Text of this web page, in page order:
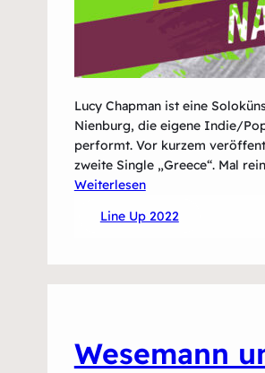
Lucy Chapman ist eine
Nienburg, die eigene Indie/
performt. Vor kurzem
zweite Single „Greece“. Mal
Weiterlesen:
Chapman
Line Up 2022
Wesemann